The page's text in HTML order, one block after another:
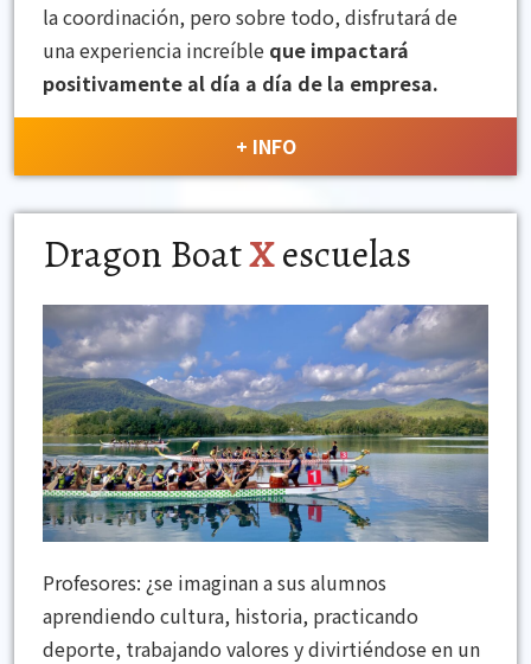
la coordinación, pero sobre todo, disfrutará de
una experiencia increíble que impactará
positivamente al día a día de la empresa.
+ INFO
Dragon BoatXescuelas
Profesores: ¿se imaginan a sus alumnos
aprendiendo cultura, historia, practicando
deporte, trabajando valores y divirtiéndose en un